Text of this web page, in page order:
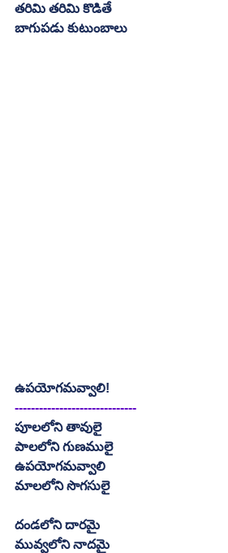
తరిమి తరిమి కొడితే
బాగుపడు కుటుంబాలు
ఉపయోగమవ్వాలి!
------------------------------
పూలలోని తావులై
పాలలోని గుణములై
ఉపయోగమవ్వాలి
మాలలోని సొగసులై
దండలోని దారమై
మువ్వలోని నాదమై